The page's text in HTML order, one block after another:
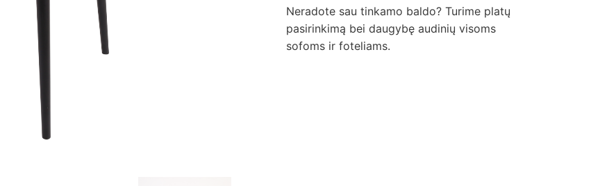
Neradote sau tinkamo baldo? Turime platų
pasirinkimą bei daugybę audinių visoms
sofoms ir foteliams.